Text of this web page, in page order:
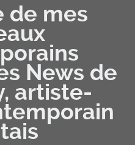
de mes
News de
artiste-